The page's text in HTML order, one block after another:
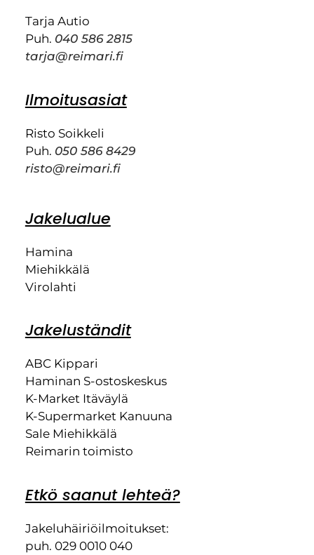
Tarja Autio
Puh. 040 586 2815
tarja@reimari.fi
Ilmoitusasiat
Risto Soikkeli
Puh. 050 586 8429
risto@reimari.fi
Jakelualue
Hamina
Miehikkälä
Virolahti
Jakeluständit
ABC Kippari
Haminan S-ostoskeskus
K-Market Itäväylä
K-Supermarket Kanuuna
Sale Miehikkälä
Reimarin toimisto
Etkö saanut lehteä?
Jakeluhäiriöilmoitukset:
puh. 029 0010 040